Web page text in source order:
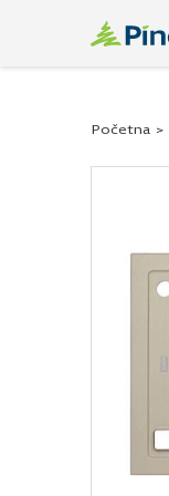
Početna >